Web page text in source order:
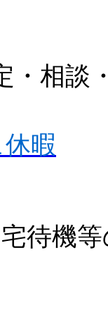
相談
暇
待機等